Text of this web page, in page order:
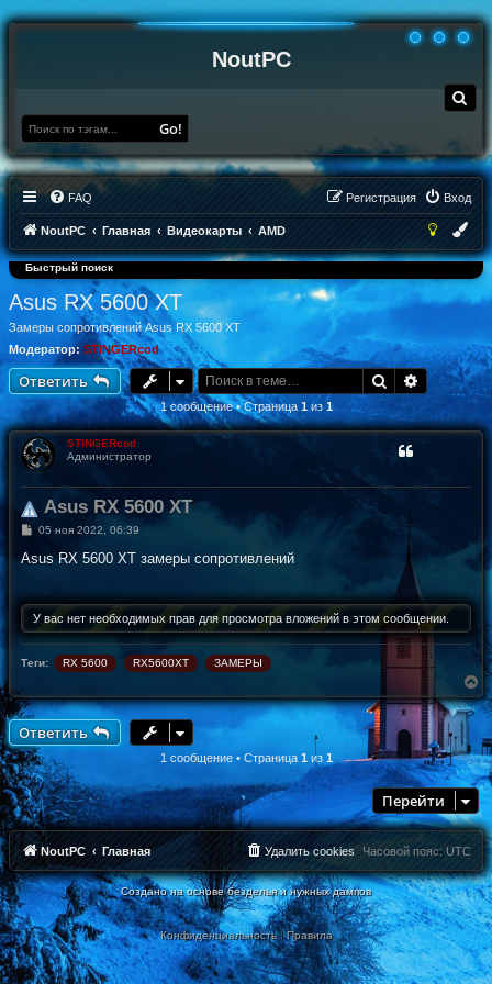
NoutPC
о
Go!
FAQ Вход
Регистрация
NoutPC Главная Видеокарты AMD
Быстрый поиск
Asus RX 5600 XT
Замеры сопротивлений Asus RX 5600 XT
Модератор: STINGERcod
Ответить Поиск
1 сообщение • Страница 1из 1
STINGERcod
Администратор
Asus RX 5600 XT
С
о
н
и
е
05 ноя 2022, 06:39
Asus RX 5600 XT замеры сопротивлений
У вас нет необходимых прав для просмотра вложений в этом сообщении.
Теги: RX 5600 RX5600XT ЗАМЕРЫ
В
е
р
у
т
ь
с
я
к
н
а
ч
а
л
у
Ответить
1 сообщение • Страница 1из 1
Перейти
NoutPC Главная Часовой пояс: UTC
Удалить cookies
Создано на основе безделья и нужных дампов
Конфиденциальность|Правила